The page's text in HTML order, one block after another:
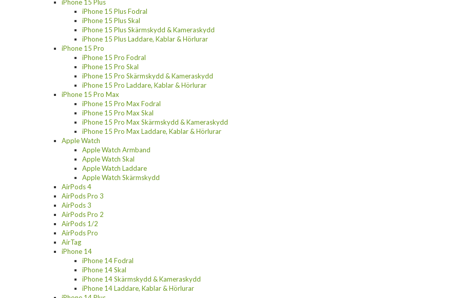
iPhone 15 Plus
iPhone 15 Plus Fodral
iPhone 15 Plus Skal
iPhone 15 Plus Skärmskydd & Kameraskydd
iPhone 15 Plus Laddare, Kablar & Hörlurar
iPhone 15 Pro
iPhone 15 Pro Fodral
iPhone 15 Pro Skal
iPhone 15 Pro Skärmskydd & Kameraskydd
iPhone 15 Pro Laddare, Kablar & Hörlurar
iPhone 15 Pro Max
iPhone 15 Pro Max Fodral
iPhone 15 Pro Max Skal
iPhone 15 Pro Max Skärmskydd & Kameraskydd
iPhone 15 Pro Max Laddare, Kablar & Hörlurar
Apple Watch
Apple Watch Armband
Apple Watch Skal
Apple Watch Laddare
Apple Watch Skärmskydd
AirPods 4
AirPods Pro 3
AirPods 3
AirPods Pro 2
AirPods 1/2
AirPods Pro
AirTag
iPhone 14
iPhone 14 Fodral
iPhone 14 Skal
iPhone 14 Skärmskydd & Kameraskydd
iPhone 14 Laddare, Kablar & Hörlurar